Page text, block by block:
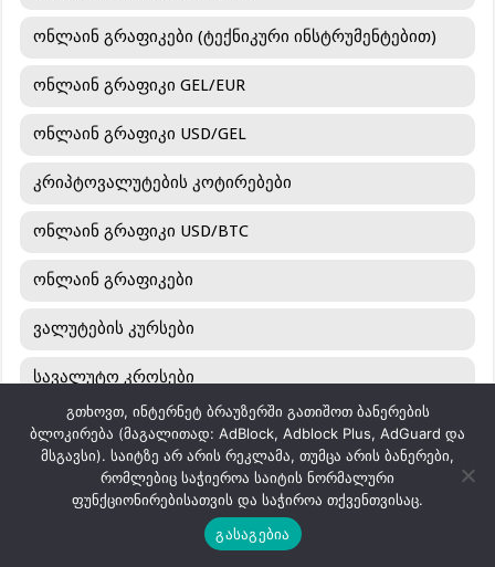
ონლაინ გრაფიკები (ტექნიკური ინსტრუმენტებით)
ონლაინ გრაფიკი GEL/EUR
ონლაინ გრაფიკი USD/GEL
კრიპტოვალუტების კოტირებები
ონლაინ გრაფიკი USD/BTC
ონლაინ გრაფიკები
ვალუტების კურსები
სავალუტო კროსები
ინდექსები
აქციების კოტირებები
საფინანსო ბაზრების კოტირებები
გთხოვთ, ინტერნეტ ბრაუზერში გათიშოთ ბანერების
ბლოკირება (მაგალითად: AdBlock, Adblock Plus, AdGuard და
მსგავსი). საიტზე არ არის რეკლამა, თუმცა არის ბანერები,
რომლებიც საჭიეროა საიტის ნორმალური
ფუნქციონირებისათვის და საჭიროა თქვენთვისაც.
გასაგებია